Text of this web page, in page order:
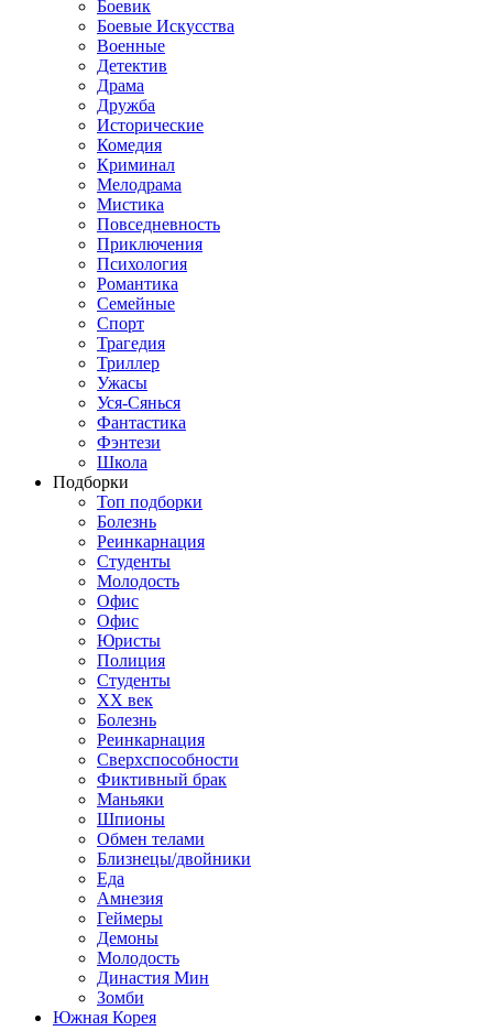
Боевик
Боевые Искусства
Военные
Детектив
Драма
Дружба
Исторические
Комедия
Криминал
Мелодрама
Мистика
Повседневность
Приключения
Психология
Романтика
Семейные
Спорт
Трагедия
Триллер
Ужасы
Уся-Сянься
Фантастика
Фэнтези
Школа
Подборки
Топ подборки
Болезнь
Реинкарнация
Студенты
Молодость
Офис
Офис
Юристы
Полиция
Студенты
ХХ век
Болезнь
Реинкарнация
Сверхспособности
Фиктивный брак
Маньяки
Шпионы
Обмен телами
Близнецы/двойники
Еда
Амнезия
Геймеры
Демоны
Молодость
Династия Мин
Зомби
Южная Корея